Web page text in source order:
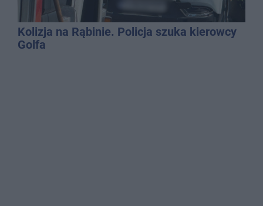
Kolizja na Rąbinie. Policja szuka kierowcy
Golfa